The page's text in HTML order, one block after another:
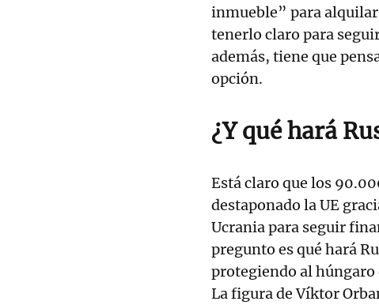
inmueble” para
tenerlo claro para
además, tiene que
opción.
¿Y qué hará
Está claro que los
destaponado la UE
Ucrania para seguir
pregunto es qué hará
protegiendo al
La figura de Víktor